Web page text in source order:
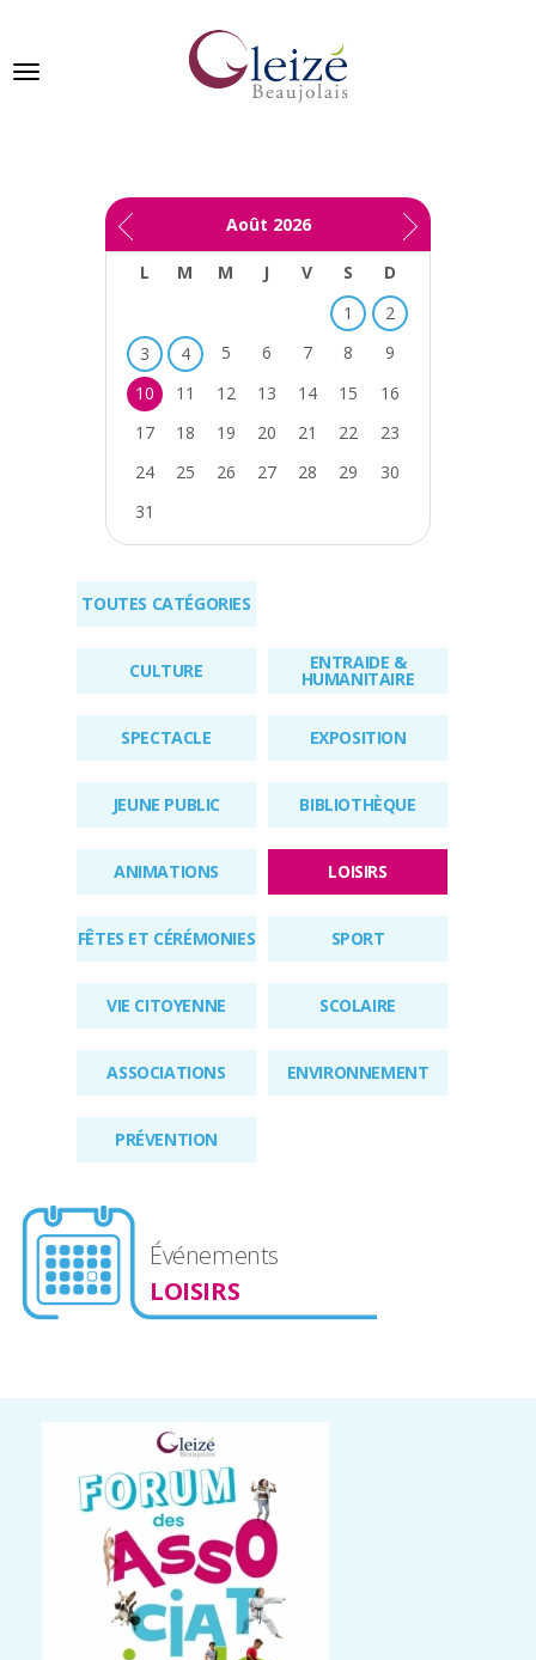
Ville de Gleizé en beaujolais
PUBLICATIONS
Août 2026
L M M J V S
D
1
2
3
4 5 6 7 8
9
10
11 12 13 14 15
16
17
18 19 20 21 22
23
24
25 26 27 28 29
30
31
TOUTES CATÉGORIES
CULTURE ENTRAIDE &
HUMANITAIRE
SPECTACLE EXPOSITION
JEUNE PUBLIC BIBLIOTHÈQUE
ANIMATIONS LOISIRS
FÊTES ET CÉRÉMONIES SPORT
VIE CITOYENNE SCOLAIRE
ASSOCIATIONS ENVIRONNEMENT
PRÉVENTION
Événements
LOISIRS